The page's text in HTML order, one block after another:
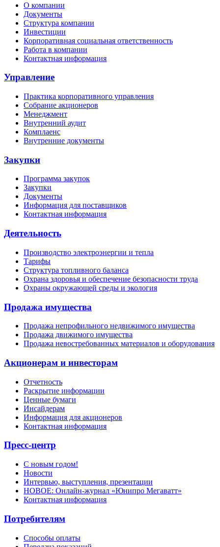
О компании
Документы
Структура компании
Инвестиции
Корпоративная социальная ответственность
Работа в компании
Контактная информация
Управление
Практика корпоративного управления
Собрание акционеров
Менеджмент
Внутренний аудит
Комплаенс
Внутренние документы
Закупки
Программа закупок
Закупки
Документы
Информация для поставщиков
Контактная информация
Деятельность
Производство электроэнергии и тепла
Тарифы
Структура топливного баланса
Охрана здоровья и обеспечение безопасности труда
Охраны окружающей среды и экология
Продажа имущества
Продажа непрофильного недвижимого имущества
Продажа движимого имущества
Продажа невостребованных материалов и оборудования
Акционерам и инвесторам
Отчетность
Раскрытие информации
Ценные бумаги
Инсайдерам
Информация для акционеров
Контактная информация
Пресс-центр
С новым годом!
Новости
Интервью, выступления, презентации
НОВОЕ: Онлайн-журнал «Юнипро Мегаватт»
Контактная информация
Потребителям
Способы оплаты